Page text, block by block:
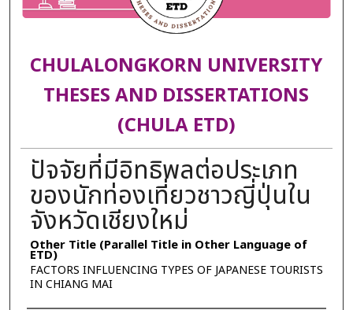
CHULALONGKORN UNIVERSITY
THESES AND DISSERTATIONS
(CHULA ETD)
ปัจจัยที่มีอิทธิพลต่อประเภท
ของนักท่องเที่ยวชาวญี่ปุ่นใน
จังหวัดเชียงใหม่
Other Title (Parallel Title in Other Language of
ETD)
FACTORS INFLUENCING TYPES OF JAPANESE TOURISTS
IN CHIANG MAI